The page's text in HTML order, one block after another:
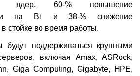
ядер, 60-% повышение
на Вт и 38-% снижение
стойке во время работы.
будут поддерживаться крупными
включая Amax, ASRock,
Giga Computing, Gigabyte, HPE,